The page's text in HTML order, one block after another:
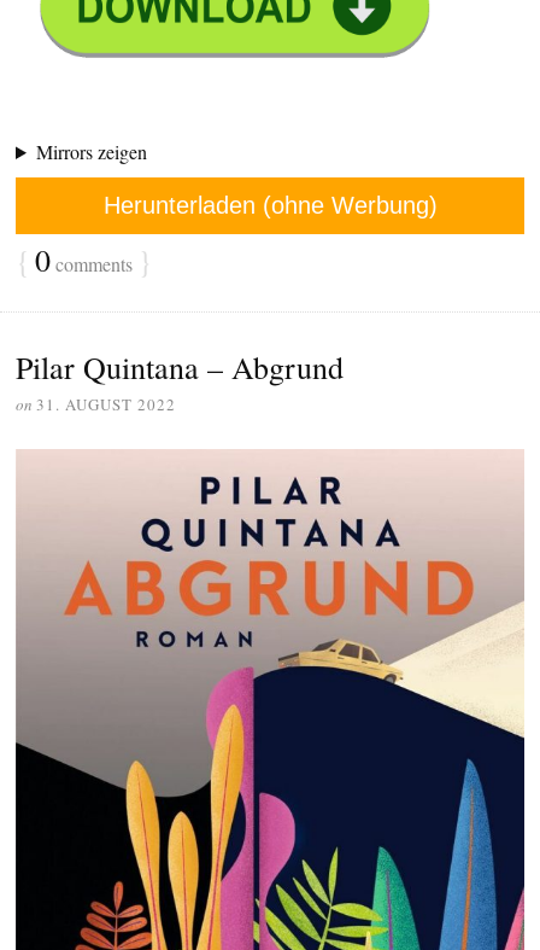
Mirrors zeigen
Herunterladen (ohne Werbung)
{ 0comments }
Pilar Quintana – Abgrund
on 31. AUGUST 2022